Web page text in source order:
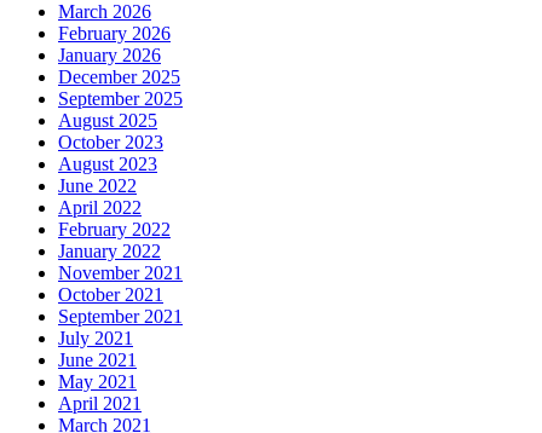
March 2026
February 2026
January 2026
December 2025
September 2025
August 2025
October 2023
August 2023
June 2022
April 2022
February 2022
January 2022
November 2021
October 2021
September 2021
July 2021
June 2021
May 2021
April 2021
March 2021